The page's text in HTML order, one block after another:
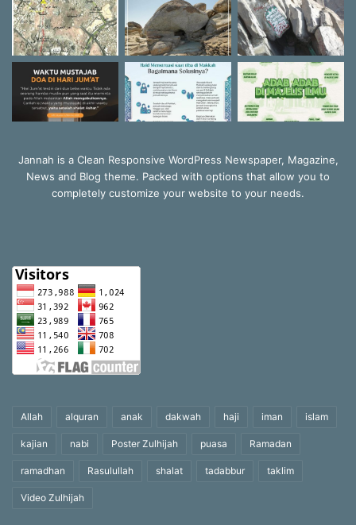
Jannah is a Clean Responsive WordPress Newspaper, Magazine,
News and Blog theme. Packed with options that allow you to
completely customize your website to your needs.
Allah alquran anak dakwah haji iman islam
kajian nabi Poster Zulhijah puasa Ramadan
ramadhan Rasulullah shalat tadabbur taklim
Video Zulhijah